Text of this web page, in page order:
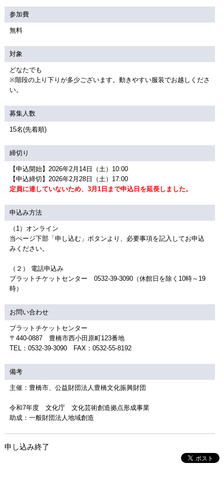
参加費
無料
対象
どなたでも
※階段の上り下りが多少ございます。動きやすい服装でお越しくださ
い。
募集人数
15名(先着順)
締切り
【申込開始】2026年2月14日（土）10:00
【申込締切】2026年2月28日（土）17:00
定員に達していないため、3月1日まで申込日を延長しました。
申込み方法
（1）オンライン
当ぺージ下部「申し込む」ボタンより、必要事項を記入してお申込
みください。
（２） 電話申込み
プラットチケットセンター 0532-39-3090（休館日を除く10時～19
時）
お問い合わせ
プラットチケットセンター
〒440-0887 豊橋市西小田原町123番地
TEL：0532-39-3090 FAX：0532-55-8192
備考
主催：豊橋市、公益財団法人豊橋文化振興財団
令和7年度 文化庁 文化芸術創造拠点形成事業
助成：一般財団法人地域創造
申し込み終了